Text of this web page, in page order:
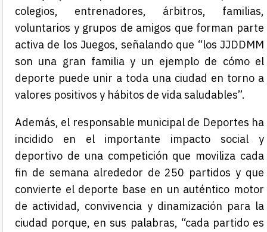
colegios, entrenadores, árbitros, familias,
voluntarios y grupos de amigos que forman parte
activa de los Juegos, señalando que “los JJDDMM
son una gran familia y un ejemplo de cómo el
deporte puede unir a toda una ciudad en torno a
valores positivos y hábitos de vida saludables”.
Además, el responsable municipal de Deportes ha
incidido en el importante impacto social y
deportivo de una competición que moviliza cada
fin de semana alrededor de 250 partidos y que
convierte el deporte base en un auténtico motor
de actividad, convivencia y dinamización para la
ciudad porque, en sus palabras, “cada partido es